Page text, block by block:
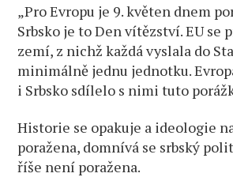
„Pro Evropu je 9. květen dnem
Srbsko je to Den vítězství. EU se
zemí, z nichž každá vyslala do
minimálně jednu jednotku.
i Srbsko sdílelo s nimi tuto
Historie se opakuje a ideologie
poražena, domnívá se srbský
říše není poražena.